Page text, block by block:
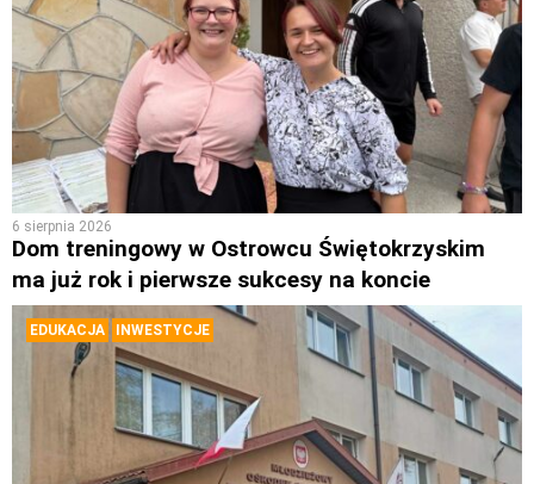
6 sierpnia 2026
Dom treningowy w Ostrowcu Świętokrzyskim
ma już rok i pierwsze sukcesy na koncie
EDUKACJA INWESTYCJE